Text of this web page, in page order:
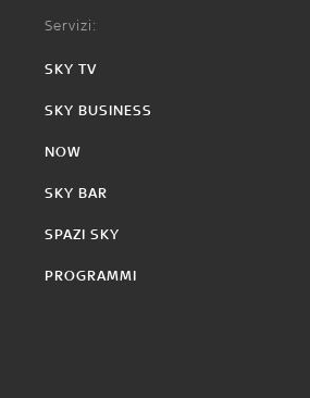
Servizi:
SKY TV
SKY BUSINESS
NOW
SKY BAR
SPAZI SKY
PROGRAMMI